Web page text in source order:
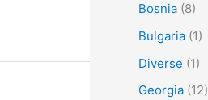
Bosnia(8)
Bulgaria(1)
Diverse (1)
Georgia(12)